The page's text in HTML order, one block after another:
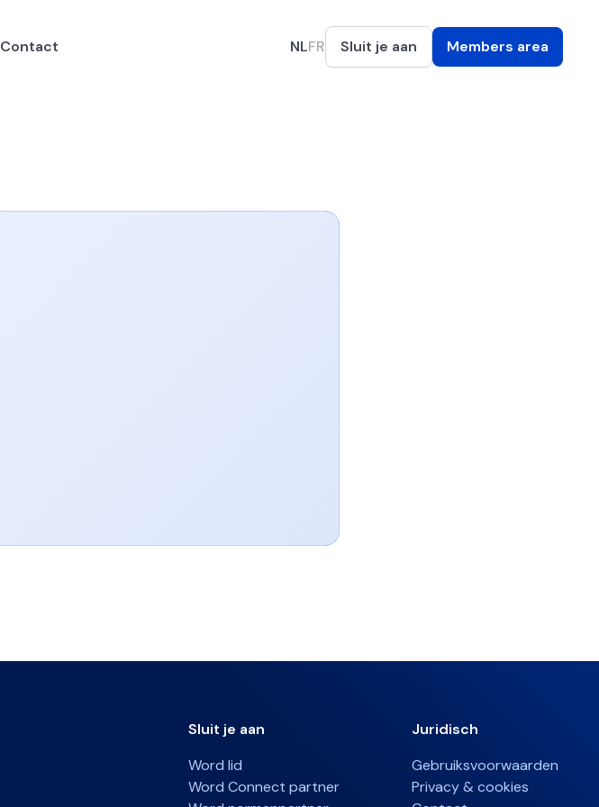
Contact NLFR Sluit je aan Members area
Sluit je aan
Word lid
Word Connect partner
Juridisch
Gebruiksvoorwaarden
Privacy & cookies